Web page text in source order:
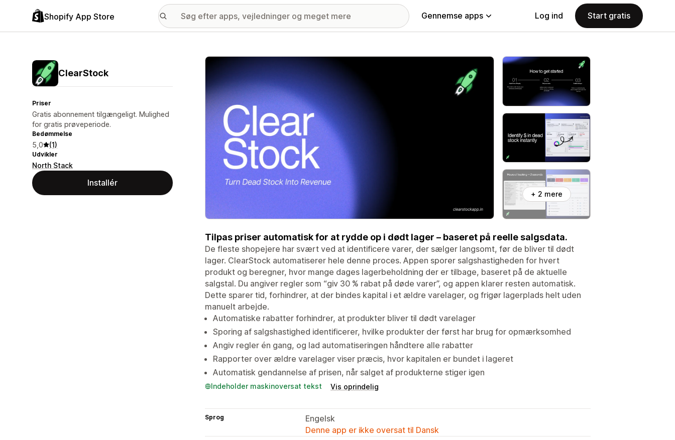
Shopify App Store Gennemse apps Log ind Start gratis
ClearStock
Priser
Gratis abonnement tilgængeligt. Mulighed
for gratis prøveperiode.
Bedømmelse
5,0 (1)
Udvikler
North Stack
Installér
Galleri med udvalgte billeder
+ 2 mere
Tilpas priser automatisk for at rydde op i dødt lager – baseret på reelle salgsdata.
De fleste shopejere har svært ved at identificere varer, der sælger langsomt, før de bliver til dødt
lager. ClearStock automatiserer hele denne proces. Appen sporer salgshastigheden for hvert
produkt og beregner, hvor mange dages lagerbeholdning der er tilbage, baseret på de aktuelle
salgstal. Du angiver regler som “giv 30 % rabat på døde varer”, og appen klarer resten automatisk.
Dette sparer tid, forhindrer, at der bindes kapital i et ældre varelager, og frigør lagerplads helt uden
manuelt arbejde.
Automatiske rabatter forhindrer, at produkter bliver til dødt varelager
Sporing af salgshastighed identificerer, hvilke produkter der først har brug for opmærksomhed
Angiv regler én gang, og lad automatiseringen håndtere alle rabatter
Rapporter over ældre varelager viser præcis, hvor kapitalen er bundet i lageret
Automatisk gendannelse af prisen, når salget af produkterne stiger igen
Indeholder maskinoversat tekst Vis oprindelig
Sprog
Engelsk
Denne app er ikke oversat til Dansk